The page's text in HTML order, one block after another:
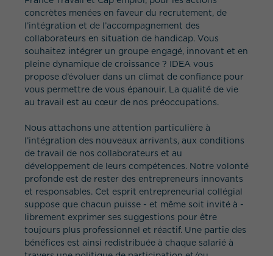
concrètes menées en faveur du recrutement, de
l’intégration et de l’accompagnement des
collaborateurs en situation de handicap. Vous
souhaitez intégrer un groupe engagé, innovant et en
pleine dynamique de croissance ? IDEA vous
propose d’évoluer dans un climat de confiance pour
vous permettre de vous épanouir. La qualité de vie
au travail est au cœur de nos préoccupations.
Nous attachons une attention particulière à
l’intégration des nouveaux arrivants, aux conditions
de travail de nos collaborateurs et au
développement de leurs compétences. Notre volonté
profonde est de rester des entrepreneurs innovants
et responsables. Cet esprit entrepreneurial collégial
suppose que chacun puisse - et même soit invité à -
librement exprimer ses suggestions pour être
toujours plus professionnel et réactif. Une partie des
bénéfices est ainsi redistribuée à chaque salarié à